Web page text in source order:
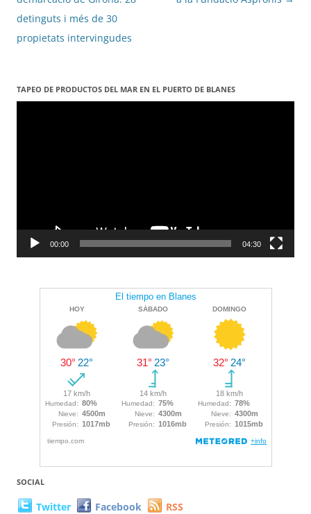
entrades
detinguts i més de 30
propietats intervingudes
TAPEO DE PRODUCTOS DEL MAR EN EL PUERTO DE BLANES
Reproductor
00:00 04:30
SOCIAL
Twitter Facebook RSS